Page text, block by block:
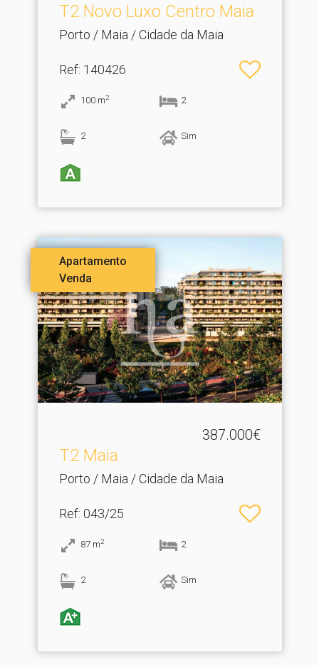
T2 Novo Luxo Centro Maia
Porto / Maia / Cidade da Maia
Ref: 140426
100 m2 2
2 Sim
Apartamento
Venda
387.000€
T2 Maia
Porto / Maia / Cidade da Maia
Ref: 043/25
87 m2 2
2 Sim